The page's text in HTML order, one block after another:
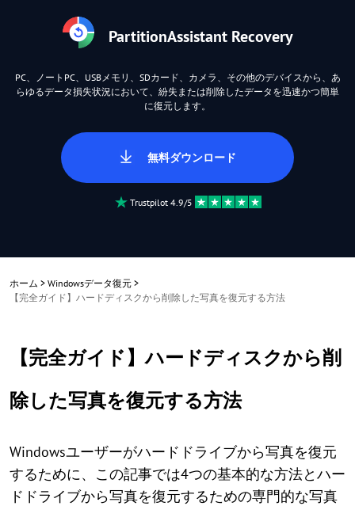
PartitionAssistant Recovery
PC、ノートPC、USBメモリ、SDカード、カメラ、その他のデバイスから、あ
らゆるデータ損失状況において、紛失または削除したデータを迅速かつ簡単
に復元します。
無料ダウンロード
Trustpilot 4.9/5
ホーム > Windowsデータ復元 >
【完全ガイド】ハードディスクから削除した写真を復元する方法
【完全ガイド】ハードディスクから削
除した写真を復元する方法
Windowsユーザーがハードドライブから写真を復元
するために、この記事では4つの基本的な方法とハー
ドドライブから写真を復元するための専門的な写真